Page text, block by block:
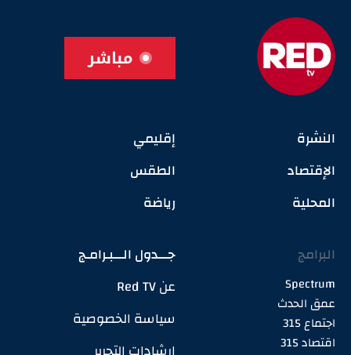
مباشر
النشرة
الإقتصاد
المحلية
إقليمي
الطقس
رياضة
البرامج
Spectrum
عمق الحدث
اجتماع 315
اقتصاد 315
جـــدول الـــبـرامـج
عن Red TV
سياسة الخصوصية